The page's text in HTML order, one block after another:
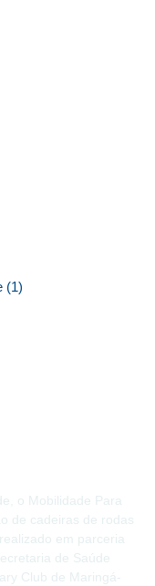
o Mobilidade Para
de cadeiras de rodas
em parceria
de Saúde
Club de Maringá-